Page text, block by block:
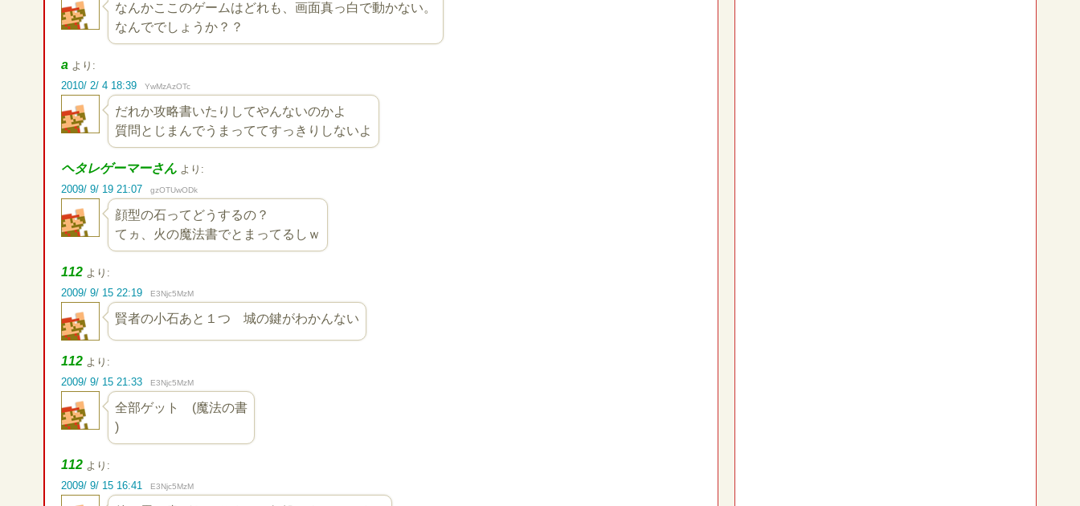
なんかここのゲームはどれも、画面真っ白で動かない。
なんででしょうか？？
a より:
2010/ 2/ 4 18:39
YwMzAzOTc
だれか攻略書いたりしてやんないのかよ
質問とじまんでうまっててすっきりしないよ
ヘタレゲーマーさん より:
2009/ 9/ 19 21:07
gzOTUwODk
顔型の石ってどうするの？
てヵ、火の魔法書でとまってるしｗ
112 より:
2009/ 9/ 15 22:19
E3Njc5MzM
賢者の小石あと１つ 城の鍵がわかんない
112 より:
2009/ 9/ 15 21:33
E3Njc5MzM
全部ゲット (魔法の書
)
112 より:
2009/ 9/ 15 16:41
E3Njc5MzM